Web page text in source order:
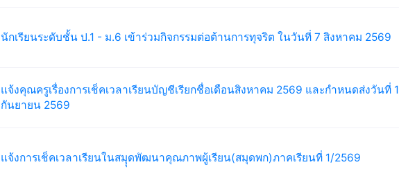
นักเรียนระดับชั้น ป.1 - ม.6 เข้าร่วมกิจกรรมต่อต้านการทุจริต ในวันที่ 7 สิงหาคม 2569
แจ้งคุณครูเรื่องการเช็คเวลาเรียนบัญชีเรียกชื่อเดือนสิงหาคม 2569 และกำหนดส่งวันที่ 1
กันยายน 2569
แจ้งการเช็คเวลาเรียนในสมุุดพัฒนาคุณภาพผู้เรียน(สมุดพก)ภาคเรียนที่ 1/2569